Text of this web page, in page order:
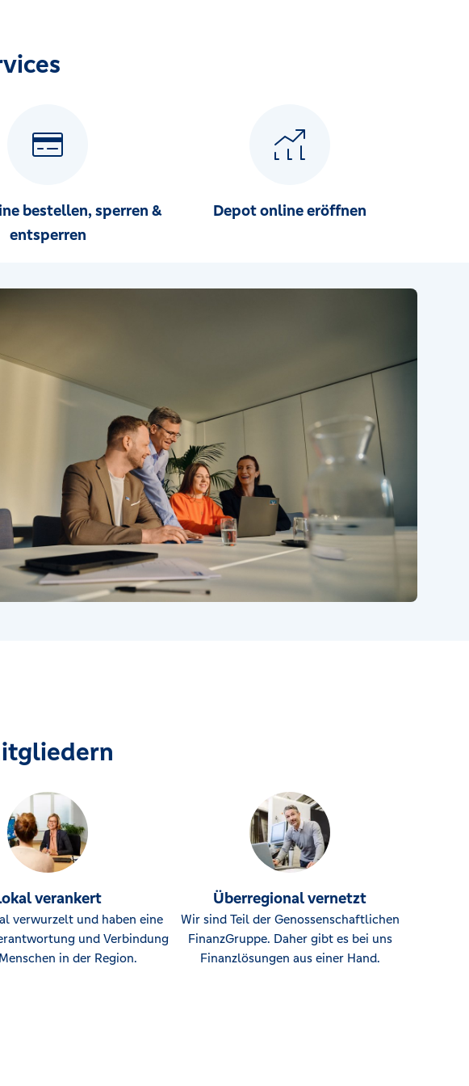
bestellen, sperren &
entsperren
Depot online eröffnen
verankert
verwurzelt und haben eine
und Verbindung
in der Region.
Überregional vernetzt
Wir sind Teil der Genossenschaftlichen
FinanzGruppe. Daher gibt es bei uns
Finanzlösungen aus einer Hand.